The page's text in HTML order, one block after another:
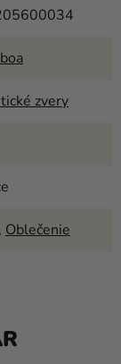
zvery
, Oblečenie